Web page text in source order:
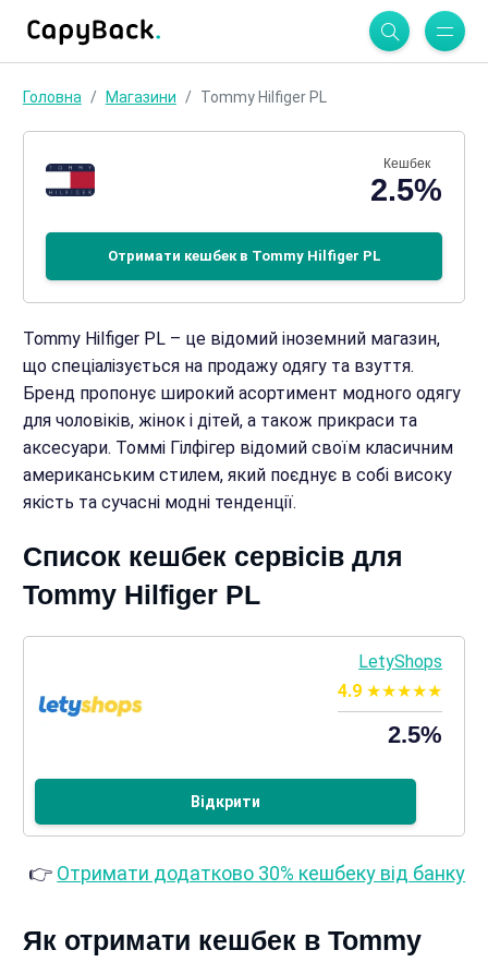
Головна Магазини Tommy Hilfiger PL
Кешбек
2.5%
Отримати кешбек в Tommy Hilfiger PL
Tommy Hilfiger PL – це відомий іноземний магазин,
що спеціалізується на продажу одягу та взуття.
Бренд пропонує широкий асортимент модного одягу
для чоловіків, жінок і дітей, а також прикраси та
аксесуари. Томмі Гілфігер відомий своїм класичним
американським стилем, який поєднує в собі високу
якість та сучасні модні тенденції.
Список кешбек сервісів для
Tommy Hilfiger PL
LetyShops
4.9
2.5%
Відкрити
👉 Отримати додатково 30% кешбеку від банку
Як отримати кешбек в Tommy